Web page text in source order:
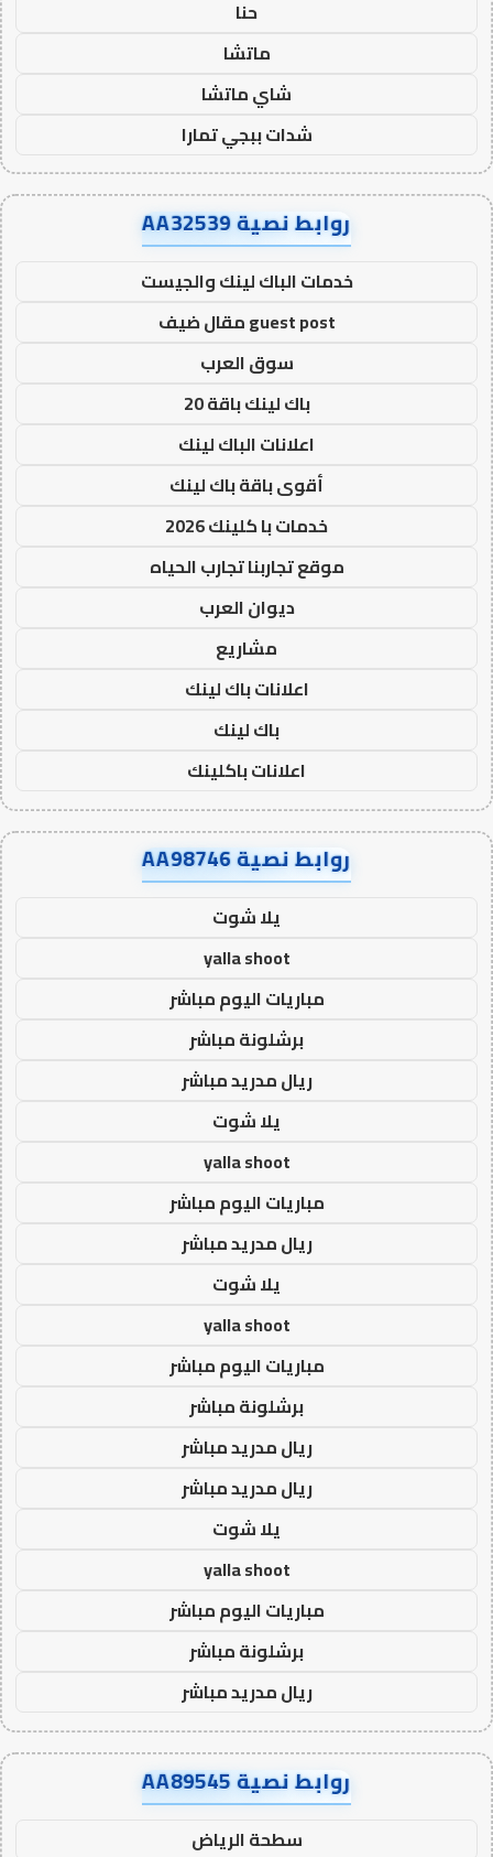
حنا
ماتشا
شاي ماتشا
شدات ببجي تمارا
روابط نصية AA32539
خدمات الباك لينك والجيست
guest post مقال ضيف
سوق العرب
باك لينك باقة 20
اعلانات الباك لينك
أقوى باقة باك لينك
خدمات با كلينك 2026
موقع تجاربنا تجارب الحياه
ديوان العرب
مشاريع
اعلانات باك لينك
باك لينك
اعلانات باكلينك
روابط نصية AA98746
يلا شوت
yalla shoot
مباريات اليوم مباشر
برشلونة مباشر
ريال مدريد مباشر
يلا شوت
yalla shoot
مباريات اليوم مباشر
ريال مدريد مباشر
يلا شوت
yalla shoot
مباريات اليوم مباشر
برشلونة مباشر
ريال مدريد مباشر
ريال مدريد مباشر
يلا شوت
yalla shoot
مباريات اليوم مباشر
برشلونة مباشر
ريال مدريد مباشر
روابط نصية AA89545
سطحة الرياض